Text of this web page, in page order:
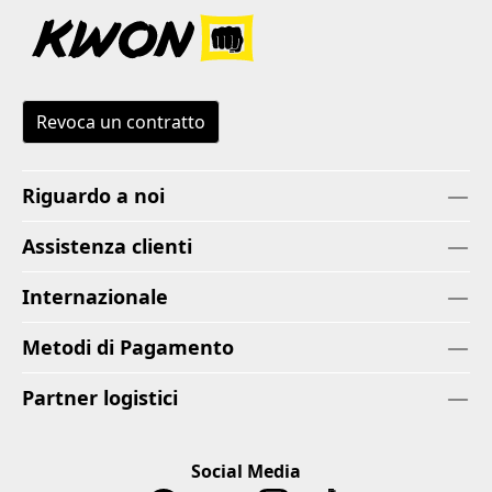
Revoca un contratto
Riguardo a noi
Assistenza clienti
Internazionale
Metodi di Pagamento
Partner logistici
Social Media